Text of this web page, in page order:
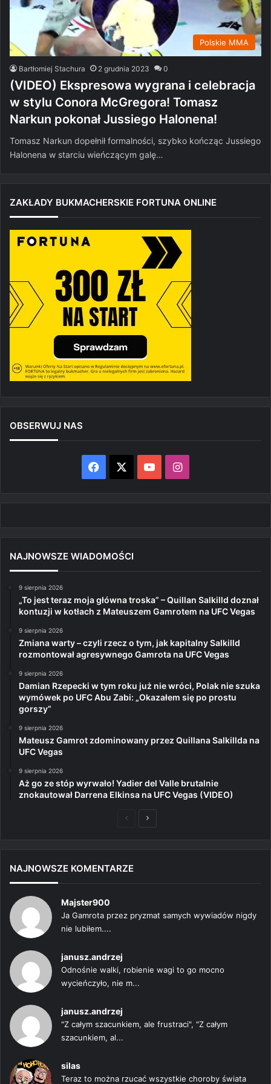
Polskie MMA
Bartłomiej Stachura 2 grudnia 2023 0
(VIDEO) Ekspresowa wygrana i celebracja
w stylu Conora McGregora! Tomasz
Narkun pokonał Jussiego Halonena!
Tomasz Narkun dopełnił formalności, szybko kończąc Jussiego
Halonena w starciu wieńczącym galę…
ZAKŁADY BUKMACHERSKIE FORTUNA ONLINE
OBSERWUJ NAS
Facebook YouTubeInstagram
NAJNOWSZE WIADOMOŚCI
9 sierpnia 2026
„To jest teraz moja główna troska” – Quillan Salkilld doznał
kontuzji w kotłach z Mateuszem Gamrotem na UFC Vegas
9 sierpnia 2026
Zmiana warty – czyli rzecz o tym, jak kapitalny Salkilld
rozmontował agresywnego Gamrota na UFC Vegas
9 sierpnia 2026
Damian Rzepecki w tym roku już nie wróci, Polak nie szuka
wymówek po UFC Abu Zabi: „Okazałem się po prostu
gorszy”
9 sierpnia 2026
Mateusz Gamrot zdominowany przez Quillana Salkillda na
UFC Vegas
9 sierpnia 2026
Aż go ze stóp wyrwało! Yadier del Valle brutalnie
znokautował Darrena Elkinsa na UFC Vegas (VIDEO)
PoprzedniaNastępna
NAJNOWSZE KOMENTARZE
Majster900
Ja Gamrota przez pryzmat samych wywiadów nigdy
nie lubiłem....
janusz.andrzej
Odnośnie walki, robienie wagi to go mocno
wycieńczyło, nie m...
janusz.andrzej
"Z całym szacunkiem, ale frustraci", "Z całym
szacunkiem, al...
silas
Teraz to można rzucać wszystkie choroby świata